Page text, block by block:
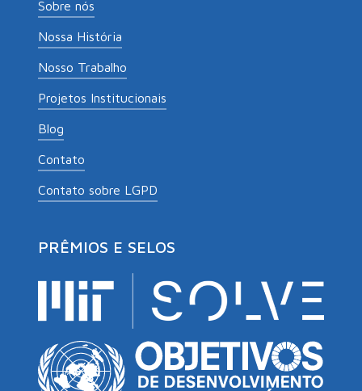
Sobre nós
Nossa História
Nosso Trabalho
Projetos Institucionais
Blog
Contato
Contato sobre LGPD
PRÊMIOS E SELOS